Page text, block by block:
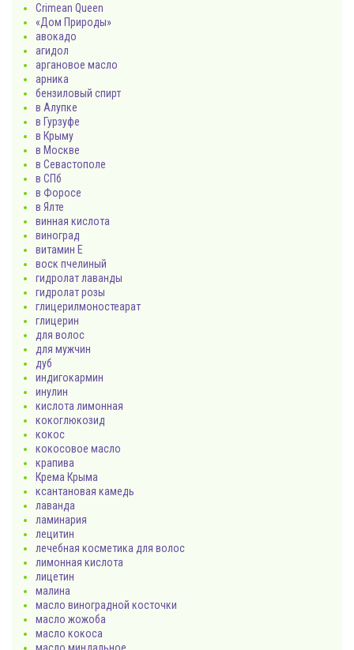
Crimean Queen
«Дом Природы»
авокадо
агидол
аргановое масло
арника
бензиловый спирт
в Алупке
в Гурзуфе
в Крыму
в Москве
в Севастополе
в СПб
в Форосе
в Ялте
винная кислота
виноград
витамин Е
воск пчелиный
гидролат лаванды
гидролат розы
глицерилмоностеарат
глицерин
для волос
для мужчин
дуб
индигокармин
инулин
кислота лимонная
кокоглюкозид
кокос
кокосовое масло
крапива
Крема Крыма
ксантановая камедь
лаванда
ламинария
лецитин
лечебная косметика для волос
лимонная кислота
лицетин
малина
масло виноградной косточки
масло жожоба
масло кокоса
масло миндальное